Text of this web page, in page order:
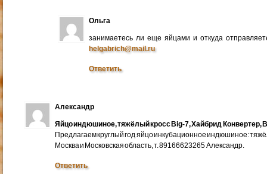
Ольга
занимаетесь ли еще яйцами и откуда
helgabrich@mail.ru
Ответить
Александр
Яйцо индюшиное, тяжёлый кросс Big-7, Хайбрид Конвертер,
Предлагаем круглый год яйцо инкубационное индюшиное:
Москва и Московская область, т. 89166623265 Александр.
Ответить